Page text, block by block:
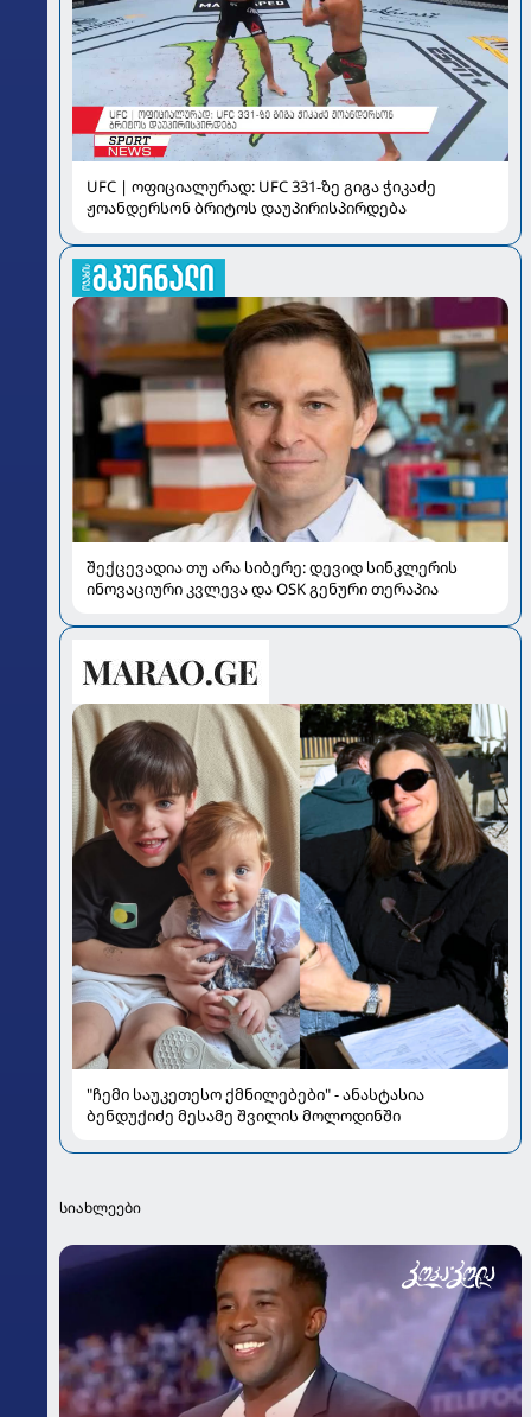
UFC | ოფიციალურად: UFC 331-ზე გიგა ჭიკაძე
ჟოანდერსონ ბრიტოს დაუპირისპირდება
შექცევადია თუ არა სიბერე: დევიდ სინკლერის
ინოვაციური კვლევა და OSK გენური თერაპია
"ჩემი საუკეთესო ქმნილებები" - ანასტასია
ბენდუქიძე მესამე შვილის მოლოდინში
სიახლეები